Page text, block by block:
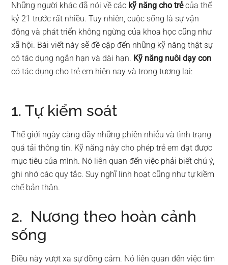
Những người khác đã nói về các kỹ năng cho trẻcủa thế
kỷ 21 trước rất nhiều. Tuy nhiên, cuộc sống là sự vận
động và phát triển không ngừng của khoa học cũng như
xã hội. Bài viết này sẽ đề cập đến những kỹ năng thật sự
có tác dụng ngắn hạn và dài hạn. Kỹ năng nuôi dạy con
có tác dụng cho trẻ em hiện nay và trong tương lai:
1. Tự kiểm soát
Thế giới ngày càng đầy những phiền nhiễu và tình trạng
quá tải thông tin. Kỹ năng này cho phép trẻ em đạt được
mục tiêu của mình. Nó liên quan đến việc phải biết chú ý,
ghi nhớ các quy tắc. Suy nghĩ linh hoạt cũng như tự kiềm
chế bản thân.
2. Nương theo hoàn cảnh
sống
Điều này vượt xa sự đồng cảm. Nó liên quan đến việc tìm